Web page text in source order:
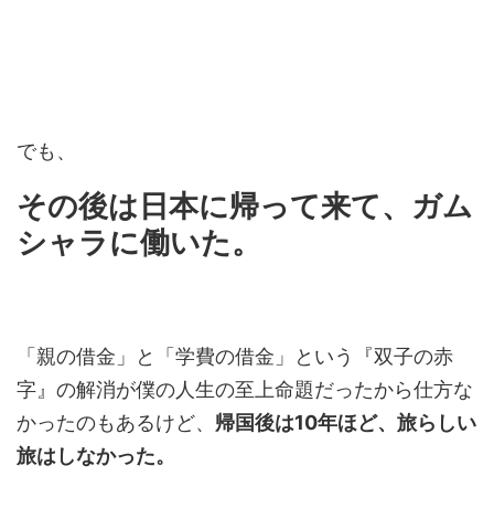
でも、
その後は日本に帰って来て、ガム
シャラに働いた。
「親の借金」と「学費の借金」という『双子の赤
字』の解消が僕の人生の至上命題だったから仕方な
かったのもあるけど、 帰国後は10年ほど、旅らしい
旅はしなかった。